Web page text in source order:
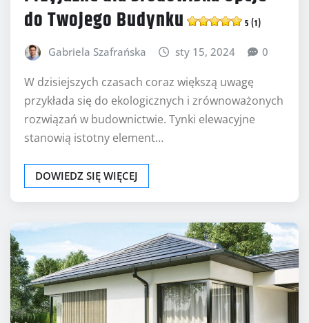
do Twojego Budynku
5 (1)
Gabriela Szafrańska sty 15, 2024 0
W dzisiejszych czasach coraz większą uwagę
przykłada się do ekologicznych i zrównoważonych
rozwiązań w budownictwie. Tynki elewacyjne
stanowią istotny element…
DOWIEDZ SIĘ WIĘCEJ